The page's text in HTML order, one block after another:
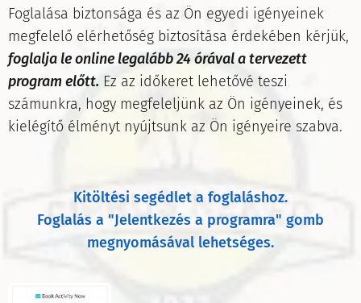
Foglalása biztonsága és az Ön egyedi igényeinek
megfelelő elérhetőség biztosítása érdekében kérjük,
foglalja le online legalább 24 órával a tervezett
program előtt. Ez az időkeret lehetővé teszi
számunkra, hogy megfeleljünk az Ön igényeinek, és
kielégítő élményt nyújtsunk az Ön igényeire szabva.
Kitöltési segédlet a foglaláshoz.
Foglalás a "Jelentkezés a programra" gomb
megnyomásával lehetséges.